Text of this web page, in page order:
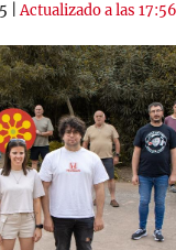
|Actualizado a las 17:56